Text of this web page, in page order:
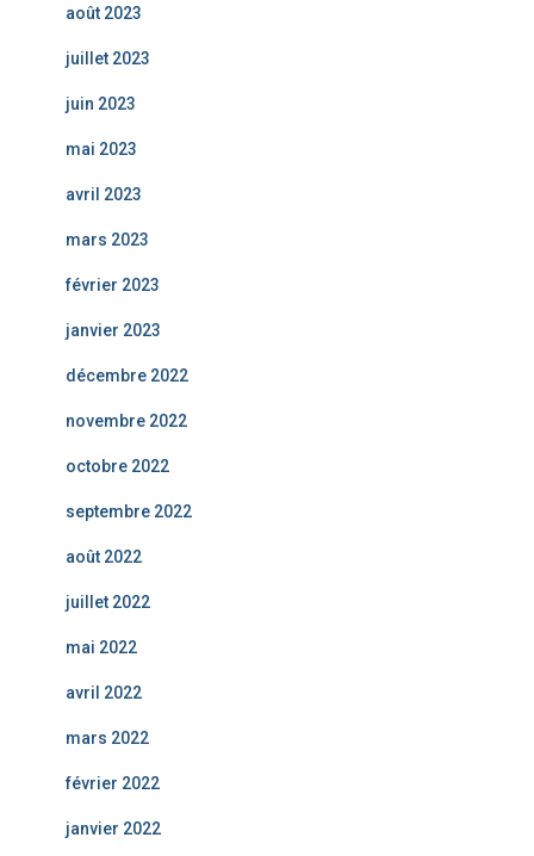
août 2023
juillet 2023
juin 2023
mai 2023
avril 2023
mars 2023
février 2023
janvier 2023
décembre 2022
novembre 2022
octobre 2022
septembre 2022
août 2022
juillet 2022
mai 2022
avril 2022
mars 2022
février 2022
janvier 2022